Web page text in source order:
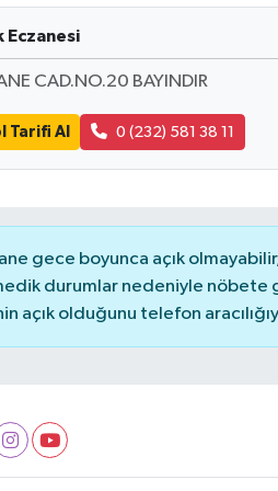
Eczanesi
CAD.NO.20 BAYINDIR
Tarifi Al 0 (232) 581 38 11
gece boyunca açık
durumlar nedeniyle nöbete
açık olduğunu telefon